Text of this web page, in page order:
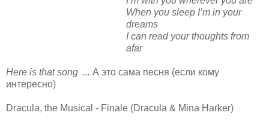
When you sleep I’m in your
dreams
I can read your thoughts from
afar
Here is that song ... А это сама песня (если кому
интересно)
Dracula, the Musical - Finale (Dracula & Mina Harker)